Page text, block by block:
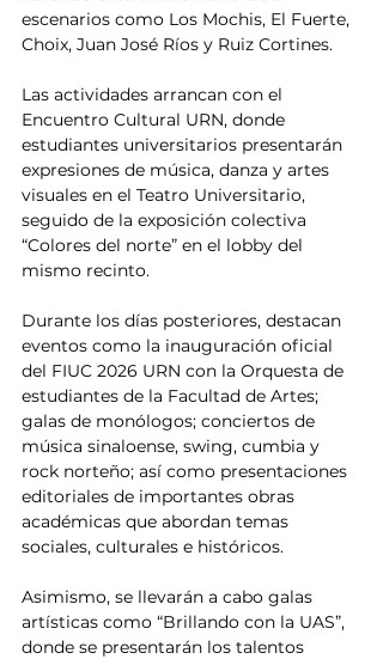
escenarios como Los Mochis, El Fuerte,
Choix, Juan José Ríos y Ruiz Cortines.
Las actividades arrancan con el
Encuentro Cultural URN, donde
estudiantes universitarios presentarán
expresiones de música, danza y artes
visuales en el Teatro Universitario,
seguido de la exposición colectiva
“Colores del norte” en el lobby del
mismo recinto.
Durante los días posteriores, destacan
eventos como la inauguración oficial
del FIUC 2026 URN con la Orquesta de
estudiantes de la Facultad de Artes;
galas de monólogos; conciertos de
música sinaloense, swing, cumbia y
rock norteño; así como presentaciones
editoriales de importantes obras
académicas que abordan temas
sociales, culturales e históricos.
Asimismo, se llevarán a cabo galas
artísticas como “Brillando con la UAS”,
donde se presentarán los talentos